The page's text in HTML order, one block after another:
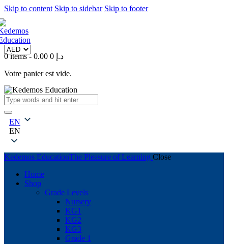
Skip to content Skip to sidebar Skip to footer
0 items- 0.00 د.إ 0
Votre panier est vide.
EN
EN
Kedemos EducationThe Pleasure of Learning Close
Home
Shop
Grade Levels
Nursery
KG1
KG2
KG3
Grade 1